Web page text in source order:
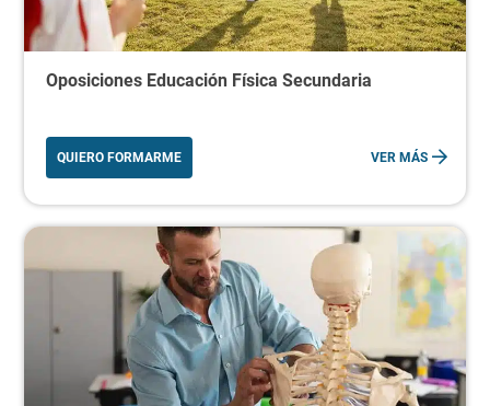
Oposiciones Educación Física Secundaria
QUIERO FORMARME VER MÁS